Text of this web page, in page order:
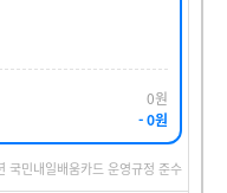
0원
- 0원
국민내일배움카드 운영규정 준수